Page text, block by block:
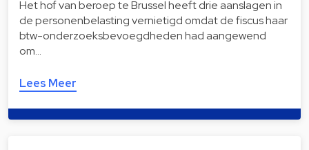
Het hof van beroep te Brussel heeft drie aanslagen in
de personenbelasting vernietigd omdat de fiscus haar
btw-onderzoeksbevoegdheden had aangewend
om…
Lees Meer